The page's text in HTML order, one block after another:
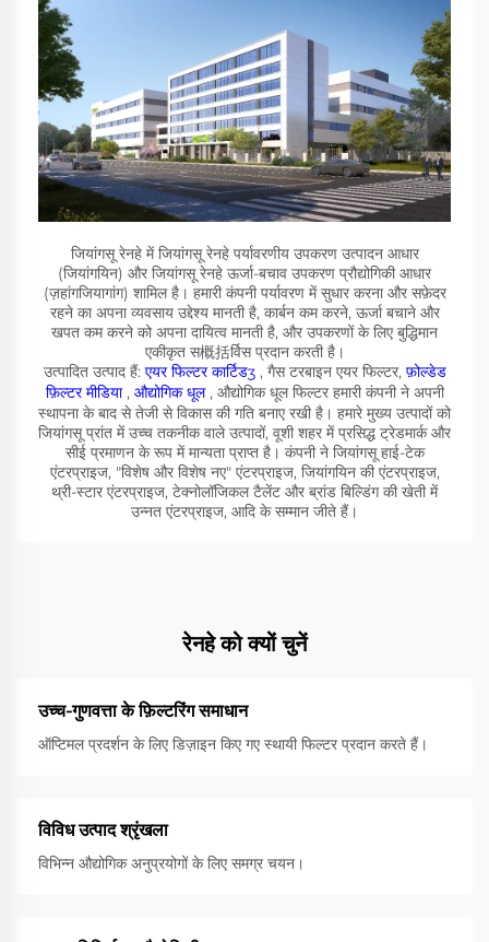
जियांगसू रेनहे में जियांगसू रेनहे पर्यावरणीय उपकरण उत्पादन आधार
(जियांगयिन) और जियांगसू रेनहे ऊर्जा-बचाव उपकरण प्रौद्योगिकी आधार
(ज़हांगजियागांग) शामिल है। हमारी कंपनी पर्यावरण में सुधार करना और सफ़ेदर
रहने का अपना व्यवसाय उद्देश्य मानती है, कार्बन कम करने, ऊर्जा बचाने और
खपत कम करने को अपना दायित्व मानती है, और उपकरणों के लिए बुद्धिमान
एकीकृत स概括र्विस प्रदान करती है।
उत्पादित उत्पाद हैं: एयर फिल्टर कार्टिडʒ , गैस टरबाइन एयर फिल्टर, फ़ोल्डेड
फ़िल्टर मीडिया , औद्योगिक धूल , औद्योगिक धूल फिल्टर हमारी कंपनी ने अपनी
स्थापना के बाद से तेजी से विकास की गति बनाए रखी है। हमारे मुख्य उत्पादों को
जियांगसू प्रांत में उच्च तकनीक वाले उत्पादों, वूशी शहर में प्रसिद्ध ट्रेडमार्क और
सीई प्रमाणन के रूप में मान्यता प्राप्त है। कंपनी ने जियांगसू हाई-टेक
एंटरप्राइज, "विशेष और विशेष नए" एंटरप्राइज, जियांगयिन की एंटरप्राइज,
थ्री-स्टार एंटरप्राइज, टेक्नोलॉजिकल टैलेंट और ब्रांड बिल्डिंग की खेती में
उन्नत एंटरप्राइज, आदि के सम्मान जीते हैं।
रेनहे को क्यों चुनें
उच्च-गुणवत्ता के फ़िल्टरिंग समाधान
ऑप्टिमल प्रदर्शन के लिए डिज़ाइन किए गए स्थायी फिल्टर प्रदान करते हैं।
विविध उत्पाद श्रृंखला
विभिन्न औद्योगिक अनुप्रयोगों के लिए समग्र चयन।